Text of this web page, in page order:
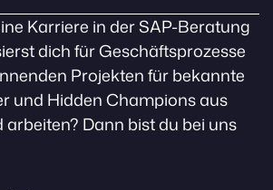
Karriere in der SAP-Beratung
dich für Geschäftsprozesse
Projekten für bekannte
und Hidden Champions aus
Dann bist du bei uns